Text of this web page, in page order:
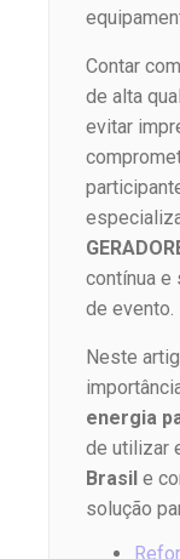
Contar com
de alta
evitar
contínua e
de evento.
Neste
energia
de utilizar
Brasil e
solução